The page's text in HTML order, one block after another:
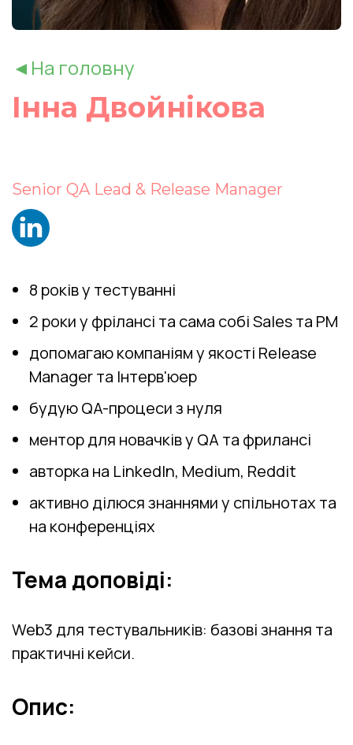
◄На головну
Інна Двойнікова
Senior QA Lead & Release Manager
8 років у тестуванні
2 роки у фрілансі та сама собі Sales та PM
допомагаю компаніям у якості Release
Manager та Інтерв'юер
будую QA-процеси з нуля
ментор для новачків у QA та фрилансі
авторка на LinkedIn, Medium, Reddit
активно ділюся знаннями у спільнотах та
на конференціях
Тема доповіді:
Web3 для тестувальників: базові знання та
практичні кейси.
Опис: